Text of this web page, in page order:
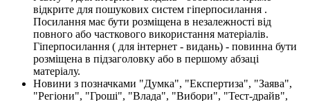
відкрите для пошукових систем гіперпосилання .
Посилання має бути розміщена в незалежності від
повного або часткового використання матеріалів.
Гіперпосилання ( для інтернет - видань) - повинна бути
розміщена в підзаголовку або в першому абзаці
матеріалу.
Новини з позначками "Думка", "Експертиза", "Заява",
"Регіони", "Гроші", "Влада", "Вибори", "Тест-драйв",